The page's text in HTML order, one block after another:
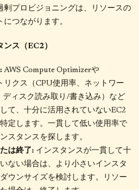
剰プロビジョニングは、リソースの
つながります。
ンス（EC2）
AWS Compute Optimizerや
リクス（CPU使用率、ネットワー
ディスク読み取り/書き込み）など
て、十分に活用されていないEC2
定します。一貫して低い使用率で
スタンスを探します。
は終了: インスタンスが一貫して十
ない場合は、より小さいインスタ
ウンサイズを検討します。リソー